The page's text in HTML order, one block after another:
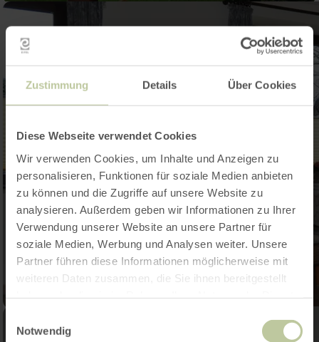
Zustimmung Details Über Cookies
Diese Webseite verwendet Cookies
Wir verwenden Cookies, um Inhalte und Anzeigen zu
personalisieren, Funktionen für soziale Medien anbieten
zu können und die Zugriffe auf unsere Website zu
analysieren. Außerdem geben wir Informationen zu Ihrer
Verwendung unserer Website an unsere Partner für
soziale Medien, Werbung und Analysen weiter. Unsere
Partner führen diese Informationen möglicherweise mit
weiteren Daten zusammen, die Sie ihnen bereitgestellt
Notwendig